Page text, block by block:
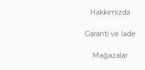
Hakkımızda
Garanti ve İade
Mağazalar